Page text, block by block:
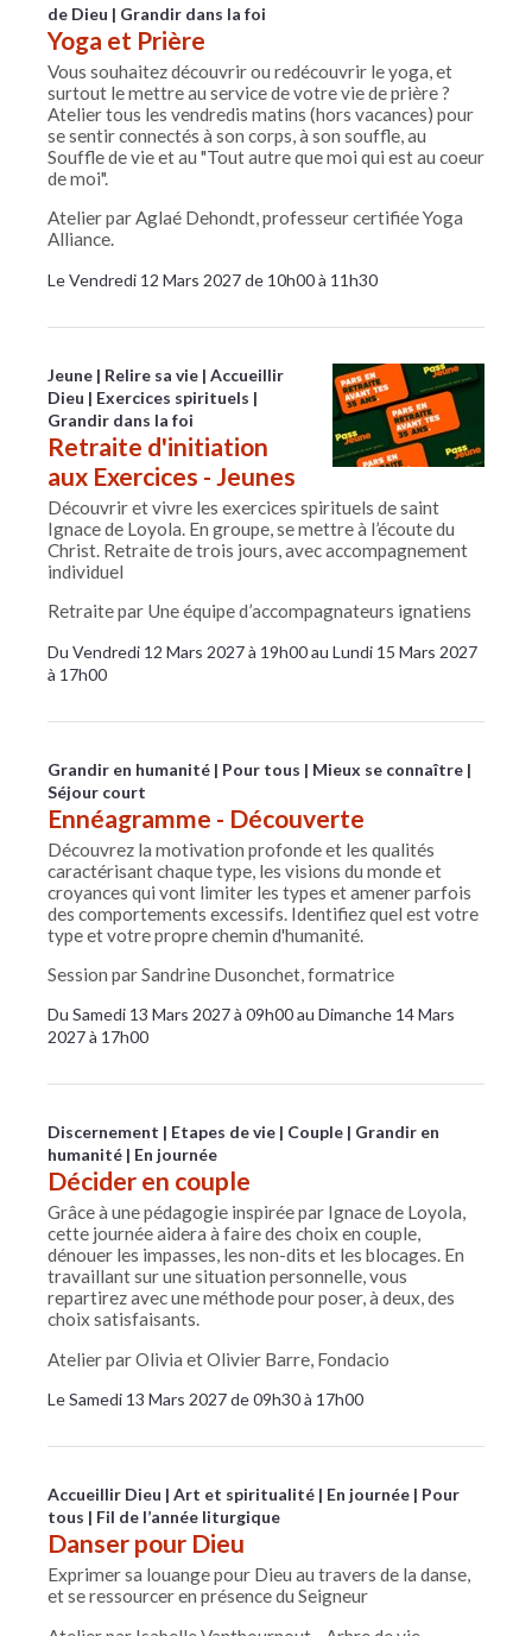
de Dieu
Grandir dans la foi
Yoga et Prière
Vous souhaitez découvrir ou redécouvrir le yoga, et
surtout le mettre au service de votre vie de prière ?
Atelier tous les vendredis matins (hors vacances) pour
se sentir connectés à son corps, à son souffle, au
Souffle de vie et au "Tout autre que moi qui est au coeur
de moi".
Atelier par Aglaé Dehondt, professeur certifiée Yoga
Alliance.
Le Vendredi 12 Mars 2027 de 10h00 à 11h30
Jeune Relire sa vie Accueillir
Dieu
Exercices spirituels
Grandir dans la foi
Retraite d'initiation
aux Exercices - Jeunes
Découvrir et vivre les exercices spirituels de saint
Ignace de Loyola. En groupe, se mettre à l’écoute du
Christ. Retraite de trois jours, avec accompagnement
individuel
Retraite par Une équipe d’accompagnateurs ignatiens
Du Vendredi 12 Mars 2027 à 19h00 au Lundi 15 Mars 2027
à 17h00
Grandir en humanité Pour tous
Mieux se connaître
Séjour court
Ennéagramme - Découverte
Découvrez la motivation profonde et les qualités
caractérisant chaque type, les visions du monde et
croyances qui vont limiter les types et amener parfois
des comportements excessifs. Identifiez quel est votre
type et votre propre chemin d'humanité.
Session par Sandrine Dusonchet, formatrice
Du Samedi 13 Mars 2027 à 09h00 au Dimanche 14 Mars
2027 à 17h00
Discernement Etapes de vie Couple
Grandir en
humanité
En journée
Décider en couple
Grâce à une pédagogie inspirée par Ignace de Loyola,
cette journée aidera à faire des choix en couple,
dénouer les impasses, les non-dits et les blocages. En
travaillant sur une situation personnelle, vous
repartirez avec une méthode pour poser, à deux, des
choix satisfaisants.
Atelier par Olivia et Olivier Barre, Fondacio
Le Samedi 13 Mars 2027 de 09h30 à 17h00
Accueillir Dieu Art et spiritualité En journée
Pour
tous
Fil de l’année liturgique
Danser pour Dieu
Exprimer sa louange pour Dieu au travers de la danse,
et se ressourcer en présence du Seigneur